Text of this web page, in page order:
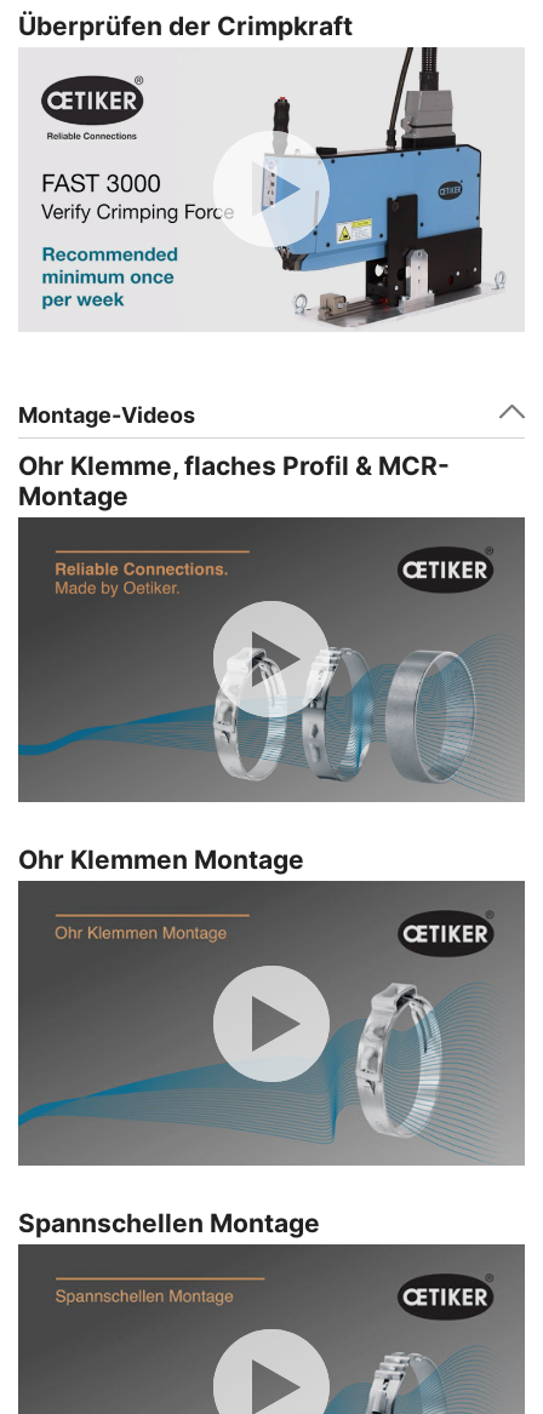
Überprüfen der Crimpkraft
Montage-Videos
Ohr Klemme, flaches Profil & MCR-
Montage
Ohr Klemmen Montage
Spannschellen Montage